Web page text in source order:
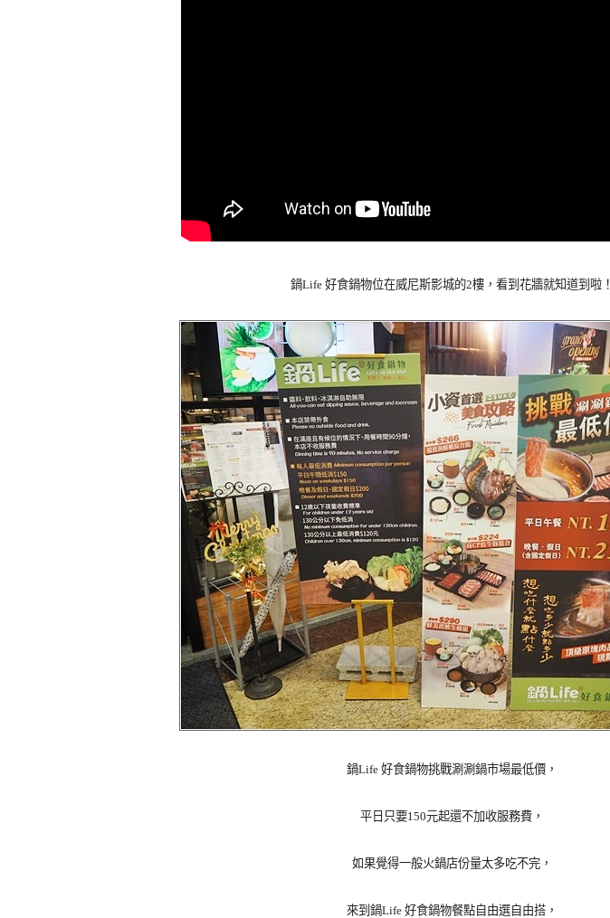
鍋Life 好食鍋物位在威尼斯影城的2樓，看到花牆就知道到啦！
鍋Life 好食鍋物挑戰涮涮鍋市場最低價，
平日只要150元起還不加收服務費，
如果覺得一般火鍋店份量太多吃不完，
來到鍋Life 好食鍋物餐點自由選自由搭，